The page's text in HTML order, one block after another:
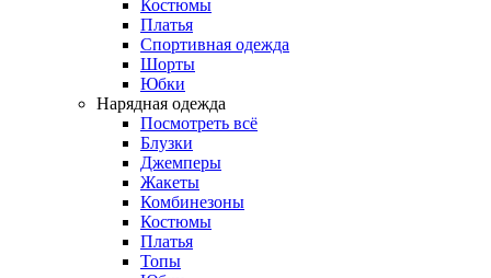
Костюмы
Платья
Спортивная одежда
Шорты
Юбки
Нарядная одежда
Посмотреть всё
Блузки
Джемперы
Жакеты
Комбинезоны
Костюмы
Платья
Топы